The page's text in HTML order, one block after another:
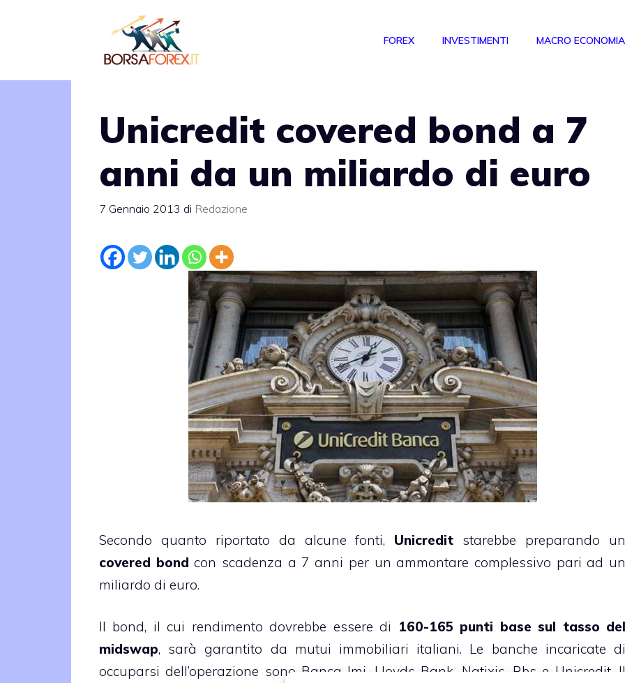
FOREX INVESTIMENTI MACRO ECONOMIA
Unicredit covered bond a 7
anni da un miliardo di euro
7 Gennaio 2013 di Redazione
Secondo quanto riportato da alcune fonti, Unicredit starebbe preparando
covered bond con scadenza a 7 anni per un ammontare complessivo pari ad
miliardo di euro.
Il bond, il cui rendimento dovrebbe essere di 160-165 punti base sul tasso
midswap, sarà garantito da mutui immobiliari italiani. Le banche incaricate di
occuparsi dell’operazione sono Banca Imi, Lloyds Bank, Natixis, Rbs e Unicredit. Il